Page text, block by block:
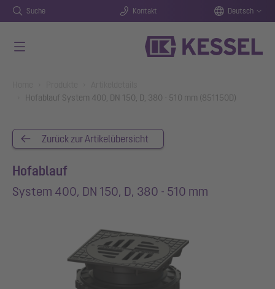
Suche Kontakt Deutsch
Hofablauf System 400, DN 150, D, 380 - 510 mm (851150D)
Zurück zur Artikelübersicht
Hofablauf
System 400, DN 150, D, 380 - 510 mm